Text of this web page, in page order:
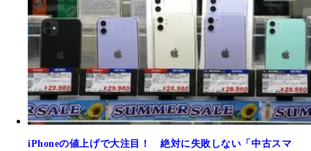
iPhoneの値上げで大注目！ 絶対に失敗しない「中古スマ